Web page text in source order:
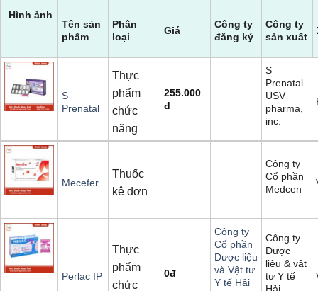
Hình ảnh
Tên sản
phẩm
Phân
loại
Giá
Công ty
đăng ký
Công ty
sản xuất
S
Prenatal
Thực
phẩm
chức
năng
255.000
đ
S
Prenatal
USV
pharma,
inc.
Mecefer
Thuốc
kê đơn
Công ty
Cổ phần
Medcen
Perlac IP
Thực
phẩm
chức
0đ
Công ty
Cổ phần
Dược liệu
và Vật tư
Y tế Hải
Công ty
Dược
liệu & vật
tư Y tế